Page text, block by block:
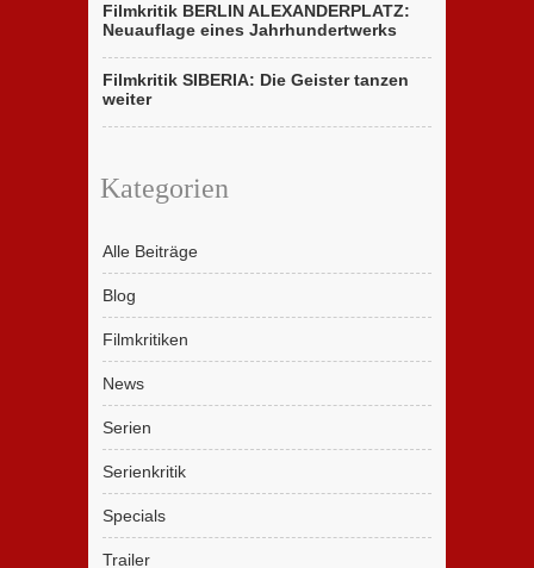
Filmkritik BERLIN ALEXANDERPLATZ:
Neuauflage eines Jahrhundertwerks
Filmkritik SIBERIA: Die Geister tanzen
weiter
Kategorien
Alle Beiträge
Blog
Filmkritiken
News
Serien
Serienkritik
Specials
Trailer